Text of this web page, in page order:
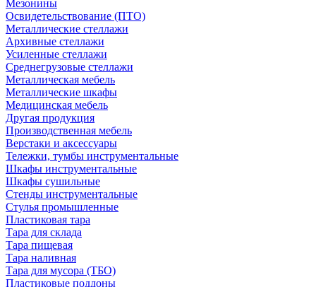
Мезонины
Освидетельствование (ПТО)
Металлические стеллажи
Архивные стеллажи
Усиленные стеллажи
Среднегрузовые стеллажи
Металлическая мебель
Металлические шкафы
Медицинская мебель
Другая продукция
Производственная мебель
Верстаки и аксессуары
Тележки, тумбы инструментальные
Шкафы инструментальные
Шкафы сушильные
Стенды инструментальные
Cтулья промышленные
Пластиковая тара
Тара для склада
Тара пищевая
Тара наливная
Тара для мусора (ТБО)
Пластиковые поддоны